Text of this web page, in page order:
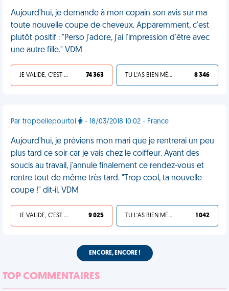
Aujourd'hui, je demande à mon copain son avis sur ma
toute nouvelle coupe de cheveux. Apparemment, c'est
plutôt positif : "Perso j'adore, j'ai l'impression d'être avec
une autre fille." VDM
JE VALIDE, C'EST UNE VDM 74 363 TU L'AS BIEN MÉRITÉ 8 346
Par tropbellepourtoi - 18/03/2018 10:02 - France
Aujourd'hui, je préviens mon mari que je rentrerai un peu
plus tard ce soir car je vais chez le coiffeur. Ayant des
soucis au travail, j'annule finalement ce rendez-vous et
rentre tout de même très tard. "Trop cool, ta nouvelle
coupe !" dit-il. VDM
JE VALIDE, C'EST UNE VDM 9 025 TU L'AS BIEN MÉRITÉ 1 042
ENCORE, ENCORE !
TOP COMMENTAIRES